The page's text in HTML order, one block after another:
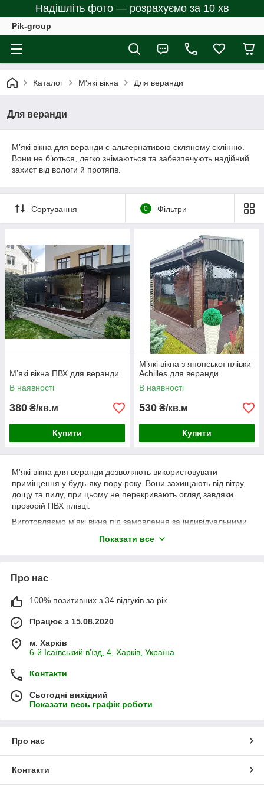
Надішліть фото — розрахуємо за 10 хв
Pik-group
Каталог М'які вікна Для веранди
Для веранди
М’які вікна для веранди є альтернативою скляному склінню.
Вони не б’ються, легко знімаються та забезпечують надійний
захист від вологи й протягів.
Сортування 0 Фільтри
М’які вікна ПВХ для веранди
В наявності
380 ₴/кв.м
Купити
М’які вікна з японської плівки
Achilles для веранди
В наявності
530 ₴/кв.м
Купити
М'які вікна для веранди дозволяють використовувати
приміщення у будь-яку пору року. Вони захищають від вітру,
дощу та пилу, при цьому не перекривають огляд завдяки
прозорій ПВХ плівці.
Виготовляємо м'які вікна під замовлення за індивідуальними
вашу веранду з урахуванням усіх особливостей конструкції.
захист від вітру та опадів
комфорт у будь-яку погоду
швидкий монтаж і демонтаж
довговічність матеріалу
Доступні також інші варіанти м'яких вікон:
для альтанки
прозорі м'які вікна
Показати все
Про нас
100% позитивних з 34 відгуків за рік
Працює з 15.08.2020
м. Харків
6-й Ісаївський в'їзд, 4, Харків, Україна
Контакти
Сьогодні вихідний
Показати весь графік роботи
Про нас
Контакти